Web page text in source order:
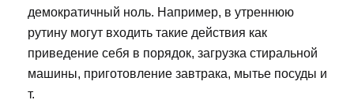
демократичный ноль. Например, в утреннюю
рутину могут входить такие действия как
приведение себя в порядок, загрузка стиральной
машины, приготовление завтрака, мытье посуды и
т.